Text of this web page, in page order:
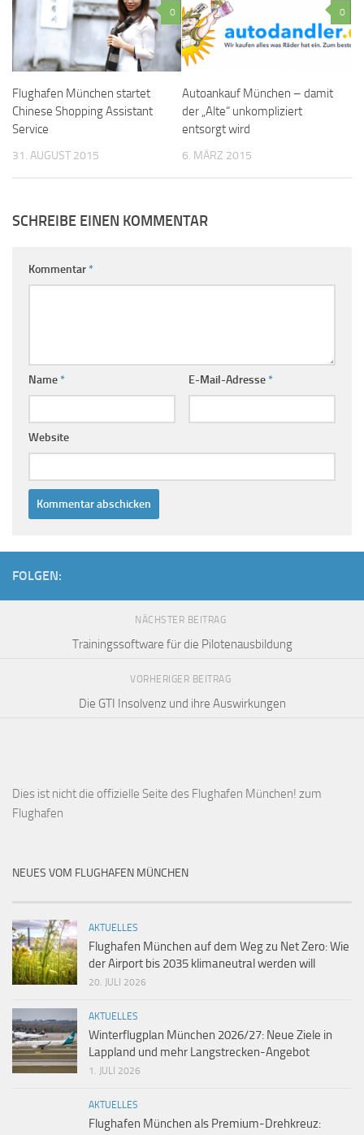
0
Flughafen München startet
Chinese Shopping Assistant
Service
31. AUGUST 2015
0
Autoankauf München – damit
der „Alte“ unkompliziert
entsorgt wird
6. MÄRZ 2015
SCHREIBE EINEN KOMMENTAR
Kommentar*
Name* E-Mail-Adresse*
Website
FOLGEN:
NÄCHSTER BEITRAG
Trainingssoftware für die Pilotenausbildung
VORHERIGER BEITRAG
Die GTI Insolvenz und ihre Auswirkungen
Dies ist nicht die offizielle Seite des Flughafen München! zum
Flughafen
NEUES VOM FLUGHAFEN MÜNCHEN
AKTUELLES
Flughafen München auf dem Weg zu Net Zero: Wie
der Airport bis 2035 klimaneutral werden will
20. JULI 2026
AKTUELLES
Winterflugplan München 2026/27: Neue Ziele in
Lappland und mehr Langstrecken-Angebot
1. JULI 2026
AKTUELLES
Flughafen München als Premium-Drehkreuz: